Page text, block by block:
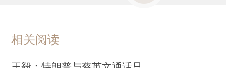
相关阅读